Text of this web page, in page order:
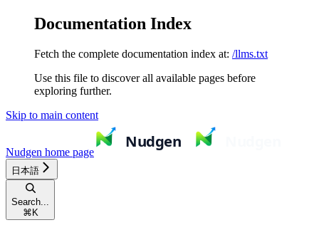
Documentation Index
Fetch the complete documentation index at: /llms.txt
Use this file to discover all available pages before
exploring further.
Skip to main content
Nudgen home page
日本語
Search...
⌘ K